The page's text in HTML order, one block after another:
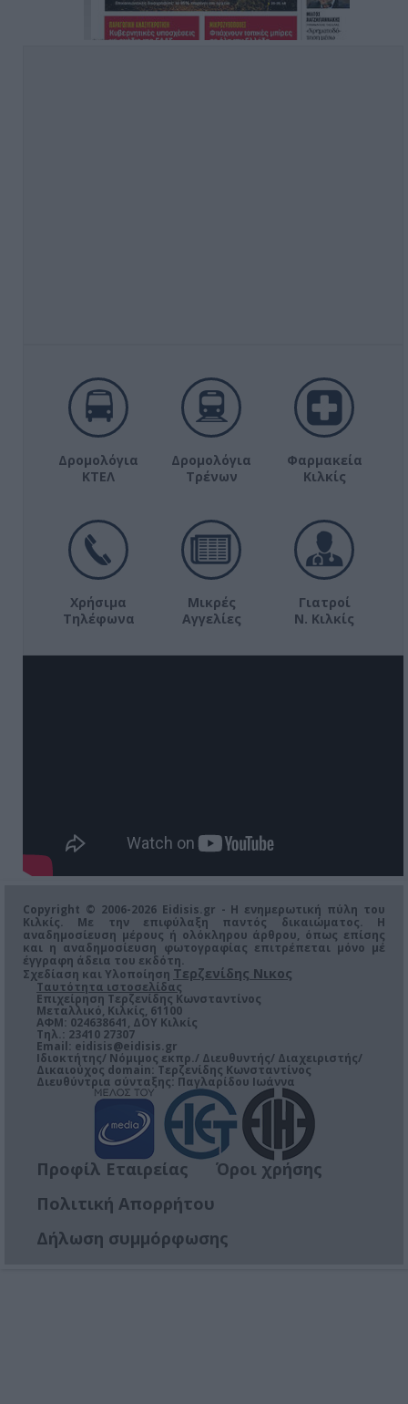
Δρομολόγια
ΚΤΕΛ
Δρομολόγια
Τρένων
Φαρμακεία
Κιλκίς
Χρήσιμα
Τηλέφωνα
Μικρές
Αγγελίες
Γιατροί
Ν. Κιλκίς
Copyright © 2006-2026 Eidisis.gr - Η ενημερωτική πύλη του
Κιλκίς. Με την επιφύλαξη παντός δικαιώματος. Η
αναδημοσίευση μέρους ή ολόκληρου άρθρου, όπως επίσης
και η αναδημοσίευση φωτογραφίας επιτρέπεται μόνο μέ
έγγραφη άδεια του εκδότη.
Σχεδίαση και Υλοποίηση Τερζενίδης Νικος
Ταυτότητα ιστοσελίδας
Επιχείρηση Τερζενίδης Κωνσταντίνος
Μεταλλικό, Κιλκίς, 61100
ΑΦΜ: 024638641, ΔΟΥ Κιλκίς
Τηλ.: 23410 27307
Email: eidisis@eidisis.gr
Ιδιοκτήτης/ Νόμιμος εκπρ./ Διευθυντής/ Διαχειριστής/
Δικαιούχος domain: Τερζενίδης Κωνσταντίνος
Διευθύντρια σύνταξης: Παγλαρίδου Ιωάννα
Προφίλ Εταιρείας
Όροι χρήσης
Πολιτική Απορρήτου
Δήλωση συμμόρφωσης